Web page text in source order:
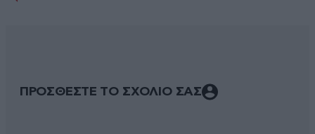
ΠΡΟΣΘΕΣΤΕ ΤΟ ΣΧΟΛΙΟ ΣΑΣ